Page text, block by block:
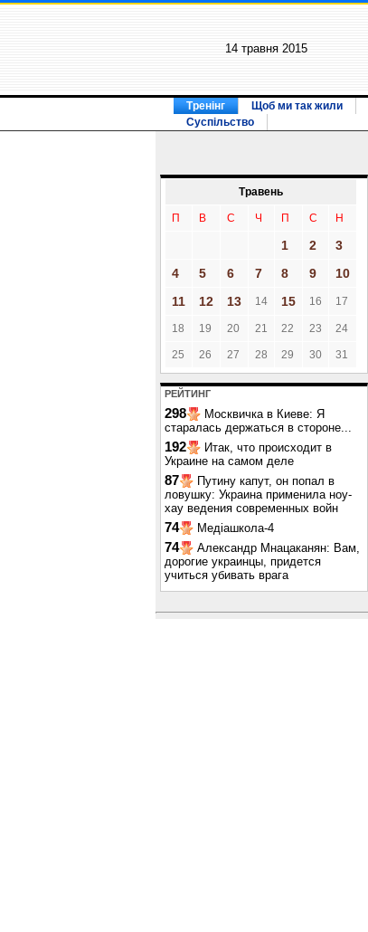
14 травня 2015
Тренінг Щоб ми так жили
Суспільство
Травень
П В С Ч П С Н
1 2
3
4
5 6 7 8 9
10
11
12 13 14 15 16 17
18 19 20 21 22 23 24
25 26 27 28 29 30 31
РЕЙТИНГ
298
Москвичка в Киеве: Я
старалась держаться в стороне...
192
Итак, что происходит в
Украине на самом деле
87
Путину капут, он попал в
ловушку: Украина применила ноу-
хау ведения современных войн
74 Медіашкола-4
74
Александр Мнацаканян: Вам,
дорогие украинцы, придется
учиться убивать врага